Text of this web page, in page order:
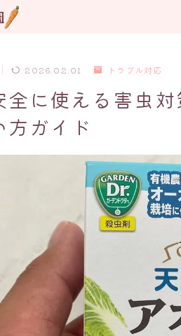
2026.02.01 トラブル対応
全に使える害虫
ガイド